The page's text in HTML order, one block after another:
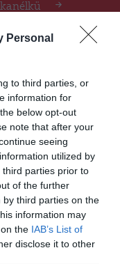
Personal
to third parties, or
information for
below opt-out
note that after your
seeing
utilized by
parties prior to
of the further
third parties on the
information may
the IAB’s List of
disclose it to other
az